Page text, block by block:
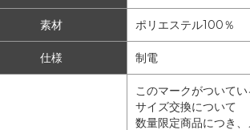
素材 ポリエステル100％
仕様 制電
このマークがついて
サイズ交換について
数量限定商品につき